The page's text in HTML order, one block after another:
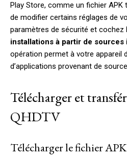
Play Store, comme un fichier APK
de modifier certains réglages de
paramètres de sécurité et cochez
installations à partir de sources
opération permet à votre appareil
d’applications provenant de
Télécharger et
QHDTV
Télécharger le fichier